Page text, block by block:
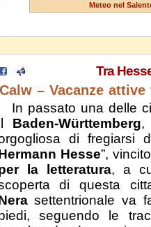
Meteo nel
Tra
Calw – Vacanze
In passato una delle
Baden-Württemberg,
di fregiarsi
Hesse”,
la letteratura, a
di questa
settentrionale va
seguendo le